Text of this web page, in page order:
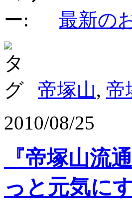
最新の
帝塚山, 帝
2010/08/25
『帝塚山
っと元気